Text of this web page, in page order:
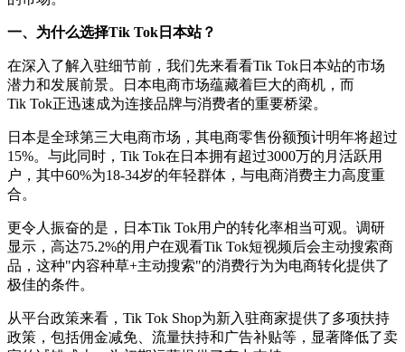
一、 为什么选择Tik Tok日本站？
在深入了解入驻细节前，我们先来看看Tik Tok日本站的市场
潜力和发展前景。日本电商市场蕴藏着巨大的商机，而
Tik Tok正迅速成为连接品牌与消费者的重要桥梁。
日本是全球第三大电商市场，其电商零售份额预计明年将超过
15%。与此同时，Tik Tok在日本拥有超过3000万的月活跃用
户，其中60%为18-34岁的年轻群体，与电商消费主力高度重
合。
更令人振奋的是，日本Tik Tok用户的转化率相当可观。调研
显示，高达75.2%的用户在观看Tik Tok短视频后会主动搜索商
品，这种"内容种草+主动搜索"的消费行为为电商转化提供了
极佳的条件。
从平台政策来看， Tik Tok Shop为新入驻商家提供了多项扶持
政策，包括佣金减免、流量扶持和广告补贴等，显著降低了卖